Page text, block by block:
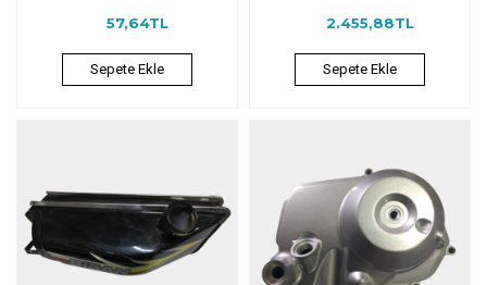
57,64TL
Sepete Ekle
2.455,88TL
Sepete Ekle